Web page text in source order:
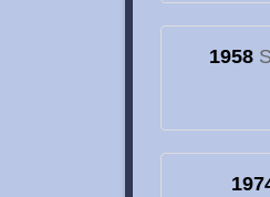
1958